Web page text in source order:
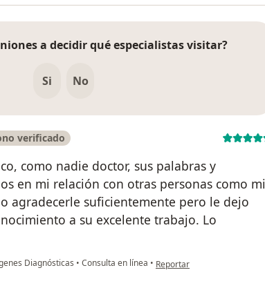
a decidir qué especialistas visitar?
Si No
verificado
como nadie doctor, sus palabras y
en mi relación con otras personas como mi
agradecerle suficientemente pero le dejo
a su excelente trabajo. Lo
Diagnósticas • Consulta en línea • en opinión del usuario Luisa
Reportar